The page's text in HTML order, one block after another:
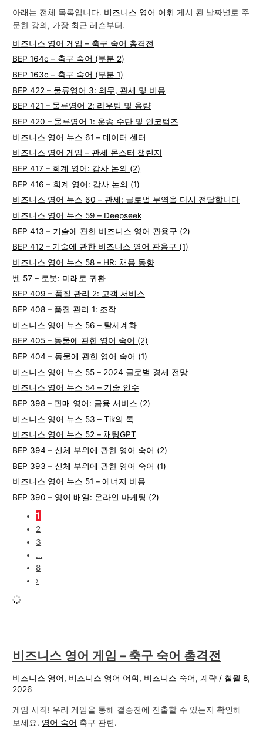
아래는 전체 목록입니다. 비즈니스 영어 어휘 게시 된 날짜별로 주
문한 강의, 가장 최근 레슨부터.
비즈니스 영어 게임 – 축구 숙어 총격전
BEP 164c – 축구 숙어 (부분 2)
BEP 163c – 축구 숙어 (부분 1)
BEP 422 – 물류영어 3: 의무, 관세 및 비용
BEP 421 – 물류영어 2: 라우팅 및 용량
BEP 420 – 물류영어 1: 운송 수단 및 인코텀즈
비즈니스 영어 뉴스 61 – 데이터 센터
비즈니스 영어 게임 – 관세 몬스터 챌린지
BEP 417 – 회계 영어: 감사 논의 (2)
BEP 416 – 회계 영어: 감사 논의 (1)
비즈니스 영어 뉴스 60 – 관세: 글로벌 무역을 다시 전달합니다
비즈니스 영어 뉴스 59 – Deepseek
BEP 413 – 기술에 관한 비즈니스 영어 관용구 (2)
BEP 412 – 기술에 관한 비즈니스 영어 관용구 (1)
비즈니스 영어 뉴스 58 – HR: 채용 동향
벤 57 – 로봇: 미래로 귀환
BEP 409 – 품질 관리 2: 고객 서비스
BEP 408 – 품질 관리 1: 조작
비즈니스 영어 뉴스 56 – 탈세계화
BEP 405 – 동물에 관한 영어 숙어 (2)
BEP 404 – 동물에 관한 영어 숙어 (1)
비즈니스 영어 뉴스 55 – 2024 글로벌 경제 전망
비즈니스 영어 뉴스 54 – 기술 인수
BEP 398 – 판매 영어: 금융 서비스 (2)
비즈니스 영어 뉴스 53 – Tik의 톡
비즈니스 영어 뉴스 52 – 채팅GPT
BEP 394 – 신체 부위에 관한 영어 숙어 (2)
BEP 393 – 신체 부위에 관한 영어 숙어 (1)
비즈니스 영어 뉴스 51 – 에너지 비용
BEP 390 – 영어 배열: 온라인 마케팅 (2)
1
2
3
…
8
›
비즈니스 영어 게임 – 축구 숙어 총격전
비즈니스 영어, 비즈니스 영어 어휘, 비즈니스 숙어,계략 / 칠월 8,
2026
게임 시작! 우리 게임을 통해 결승전에 진출할 수 있는지 확인해
보세요. 영어 숙어 축구 관련.